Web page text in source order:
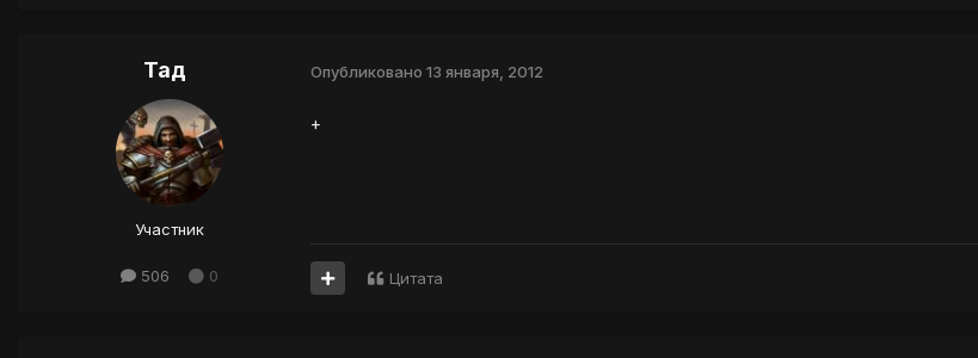
Тад
Участник
506 0
Опубликовано 13 января, 2012
+
Цитата